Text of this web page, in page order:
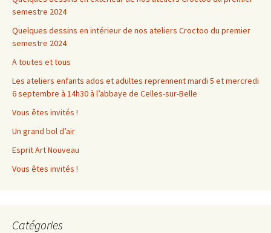
semestre 2024
Quelques dessins en intérieur de nos ateliers Croctoo du premier
semestre 2024
A toutes et tous
Les ateliers enfants ados et adultes reprennent mardi 5 et mercredi
6 septembre à 14h30 à l’abbaye de Celles-sur-Belle
Vous êtes invités !
Un grand bol d’air
Esprit Art Nouveau
Vous êtes invités !
Catégories